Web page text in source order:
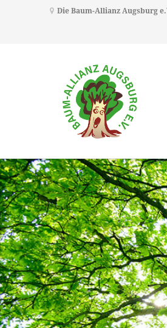
Die Baum-Allianz Augsburg